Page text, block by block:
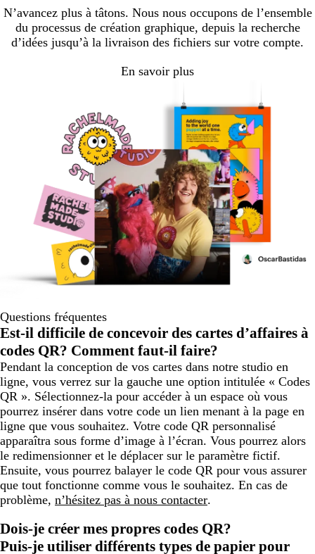
N’avancez plus à tâtons. Nous nous occupons de l’ensemble
du processus de création graphique, depuis la recherche
d’idées jusqu’à la livraison des fichiers sur votre compte.
En savoir plus
Questions fréquentes
Est-il difficile de concevoir des cartes d’affaires à
codes QR? Comment faut-il faire?
Pendant la conception de vos cartes dans notre studio en
ligne, vous verrez sur la gauche une option intitulée « Codes
QR ». Sélectionnez-la pour accéder à un espace où vous
pourrez insérer dans votre code un lien menant à la page en
ligne que vous souhaitez. Votre code QR personnalisé
apparaîtra sous forme d’image à l’écran. Vous pourrez alors
le redimensionner et le déplacer sur le paramètre fictif.
Ensuite, vous pourrez balayer le code QR pour vous assurer
que tout fonctionne comme vous le souhaitez. En cas de
problème, n’hésitez pas à nous contacter.
Dois-je créer mes propres codes QR?
Puis-je utiliser différents types de papier pour